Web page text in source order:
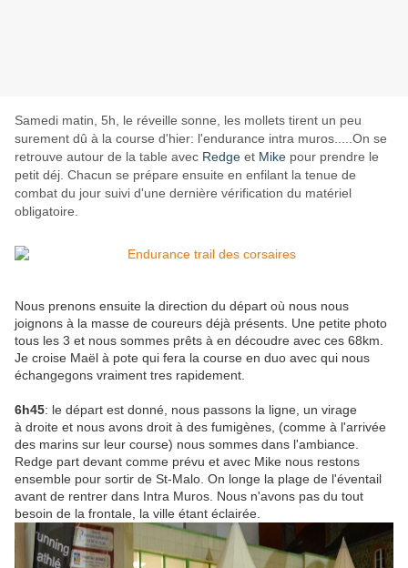
Samedi matin, 5h, le réveille sonne, les mollets tirent un peu
surement dû à la course d'hier: l'endurance intra muros.....On se
retrouve autour de la table avec Redge et Mike pour prendre le
petit déj. Chacun se prépare ensuite en enfilant la tenue de
combat du jour suivi d'une dernière vérification du matériel
obligatoire.
Nous prenons ensuite la direction du départ où nous nous
joignons à la masse de coureurs déjà présents. Une petite photo
tous les 3 et nous sommes prêts à en découdre avec ces 68km.
Je croise Maël à pote qui fera la course en duo avec qui nous
échangegons vraiment tres rapidement.
6h45: le départ est donné, nous passons la ligne, un virage
à droite et nous avons droit à des fumigènes, (comme à l'arrivée
des marins sur leur course) nous sommes dans l'ambiance.
Redge part devant comme prévu et avec Mike nous restons
ensemble pour sortir de St-Malo. On longe la plage de l'éventail
avant de rentrer dans Intra Muros. Nous n'avons pas du tout
besoin de la frontale, la ville étant éclairée.